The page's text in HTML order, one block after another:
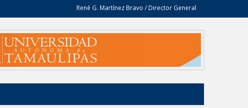
René G. Martínez Bravo / Director General